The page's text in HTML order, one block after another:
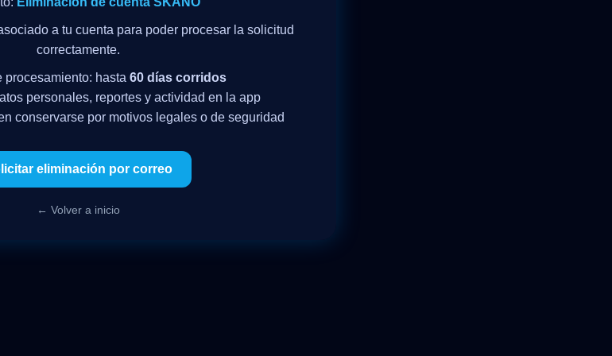
a tu cuenta para poder procesar la solicitud
correctamente.
procesamiento: hasta 60 días corridos
personales, reportes y actividad en la app
conservarse por motivos legales o de seguridad
eliminación por correo
← Volver a inicio